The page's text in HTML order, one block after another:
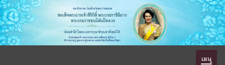
เมนู